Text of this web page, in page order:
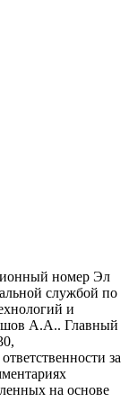
номер Эл
службой по
и
А.А.. Главный
за
на основе